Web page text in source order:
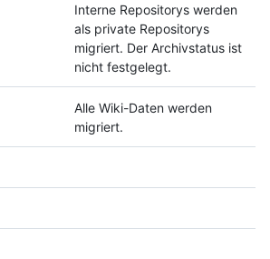
Interne Repositorys werden
als private Repositorys
migriert. Der Archivstatus ist
nicht festgelegt.
Alle Wiki-Daten werden
migriert.